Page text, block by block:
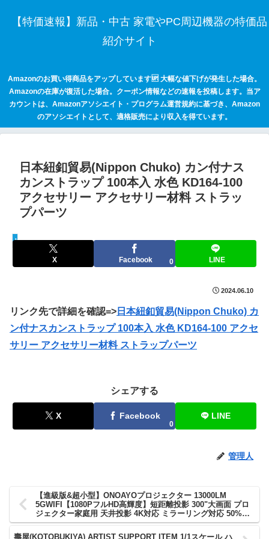
【特価速報】新品・中古 家電やPC周辺機器の特価品
紹介サイト
Amazonのお買い得商品をアップしています🆙 大幅な値下げが発生した場合。
Amazonの在庫が復活した場合。クーポン情報などの速報を投稿します。当ア
カウントは、Amazonアソシエイト・プログラム運営規約に基づき、Amazon
のアソシエイトとして、適格販売により収入を得ています。
日本紐釦貿易(Nippon Chuko) カン付ナス
カンストラップ 100本入 水色 KD164-100
アクセサリー アクセサリー材料 ストラッ
プパーツ
keepaトラッキング
X Facebook 0 LINE
2024.06.10
リンク先で詳細を確認=> 日本紐釦貿易(Nippon Chuko) カ
ン付ナスカンストラップ 100本入 水色 KD164-100 アクセ
サリー アクセサリー材料 ストラップパーツ
シェアする
X Facebook
0
LINE
管理人
【進級版&超小型】ONOAYOプロジェクター 13000LM
5GWIFI【1080PフルHD高輝度】短距離投影 300"大画面 プロ
ジェクター家庭用 天井投影 4K対応 ミラーリング対応 50%ズ
ーム機能 台形補正 天井吊り可 携帯/パソコン/タブレット対応
壽屋(KOTOBUKIYA) ARTIST SUPPORT ITEM 1/1スケール ハ